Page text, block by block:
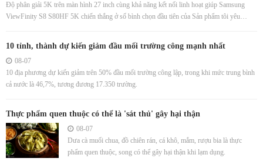
Độ phân giải 5K trên màn hình 27 inch cùng khả năng kết nối linh hoạt giúp Samsung
ViewFinity S8 S80HF 5K chiến thắng ở số bình chọn đầu tiên của Sản phẩm tôi yêu
10 tỉnh, thành dự kiến giảm đầu mối trường công mạnh nhất
08-07
10 địa phương dự kiến giảm trên 50% đầu mối trường công lập, trong khi mức trung bình
cả nước là 46,7%, tương đương 17.350 trường.
Thực phẩm quen thuộc có thể là 'sát thủ' gây hại thận
08-07
Dưa cà muối chua, đồ chiên rán, cá khô, mắm, rượu bia là thực
phẩm quen thuộc, song có thể gây hại thận khi lạm dụng.